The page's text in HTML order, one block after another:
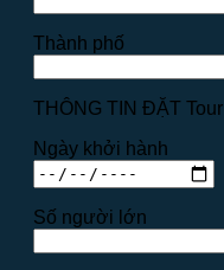
Thành phố
THÔNG TIN ĐẶT Tour
Ngày khởi hành
Số người lớn